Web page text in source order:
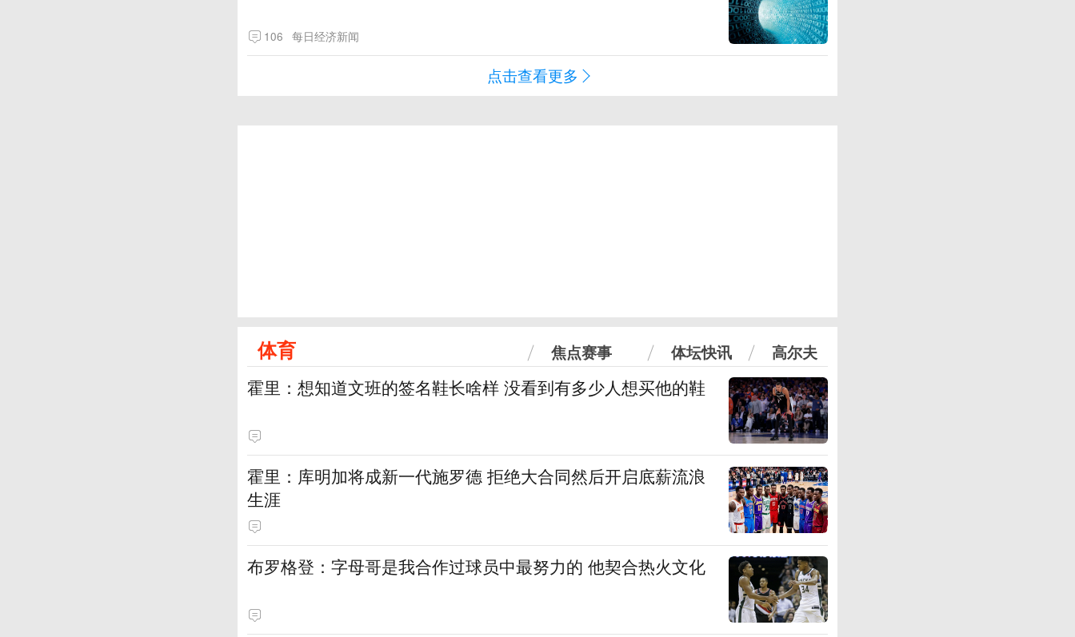
106 每日经济新闻
点击查看更多
体育 焦点赛事 体坛快讯 高尔夫
霍里：想知道文班的签名鞋长啥样 没看到有多少人想买他的鞋
霍里：库明加将成新一代施罗德 拒绝大合同然后开启底薪流浪
生涯
布罗格登：字母哥是我合作过球员中最努力的 他契合热火文化